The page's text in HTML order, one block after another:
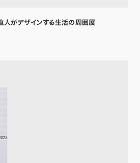
人がデザインする生活の周囲展